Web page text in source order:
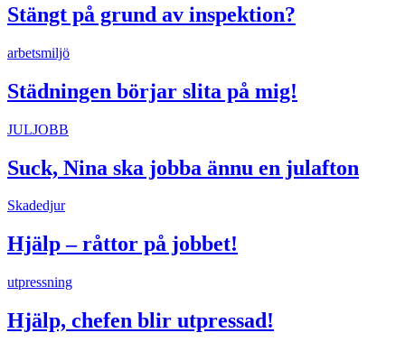
Stängt på grund av inspektion?
arbetsmiljö
Städningen börjar slita på mig!
JULJOBB
Suck, Nina ska jobba ännu en julafton
Skadedjur
Hjälp – råttor på jobbet!
utpressning
Hjälp, chefen blir utpressad!